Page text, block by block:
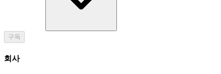
구독
회사